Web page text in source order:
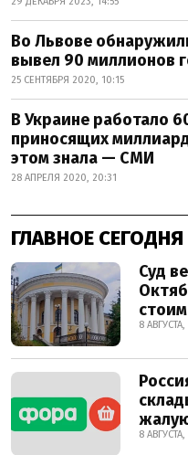
Во Львове
вывел 90 миллионов
25 СЕНТЯБРЯ 2020, 10:15
В Украине работало
приносящих
этом знала — СМИ
28 АПРЕЛЯ 2020, 20:31
ГЛАВНОЕ СЕГОДНЯ
Суд
8 АВГУСТА,
8